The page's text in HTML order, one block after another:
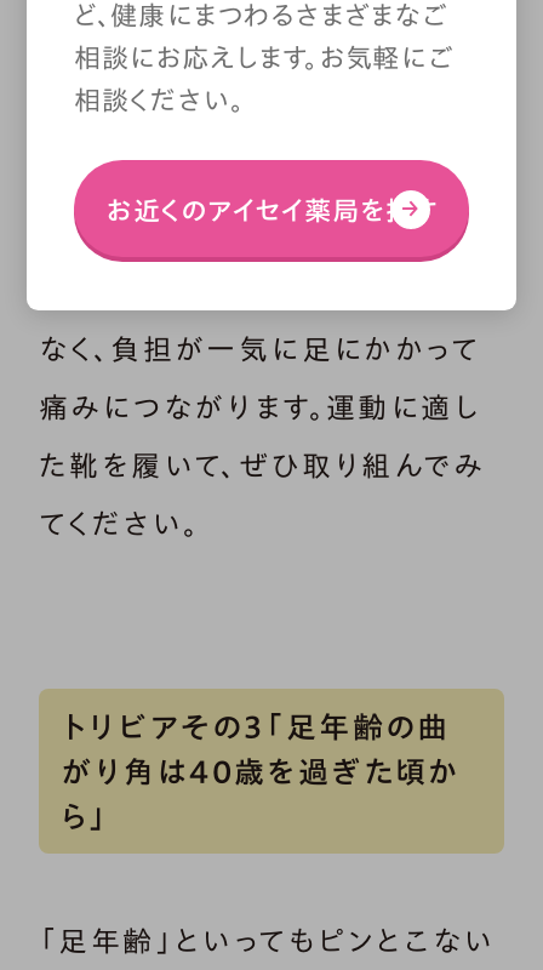
動画上でマットを敷いたり靴を履
いたりして行っている運動は、必
ず自分もマットや靴を使って行う
こと。床の上で裸足のままトレーニ
なく、負担が一気に足にかかって
痛みにつながります。運動に適し
た靴を履いて、ぜひ取り組んでみ
てください。
トリビアその3「足年齢の曲
がり角は40歳を過ぎた頃か
ら」
「足年齢」といってもピンとこない
ど、健康にまつわるさまざまなご
相談にお応えします。お気軽にご
相談ください。
お近くのアイセイ薬局を探す